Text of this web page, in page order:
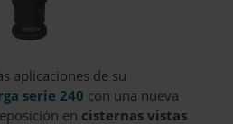
aplicaciones de su
serie 240 con una nueva
en cisternas vistas